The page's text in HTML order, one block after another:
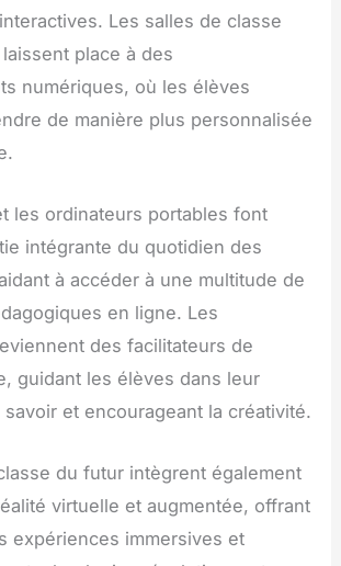
Les salles de classe
place à des
numériques, où les élèves
de manière plus personnalisée
les ordinateurs portables font
intégrante du quotidien des
à accéder à une multitude de
en ligne. Les
des facilitateurs de
guidant les élèves dans leur
et encourageant la créativité.
du futur intègrent également
virtuelle et augmentée, offrant
expériences immersives et